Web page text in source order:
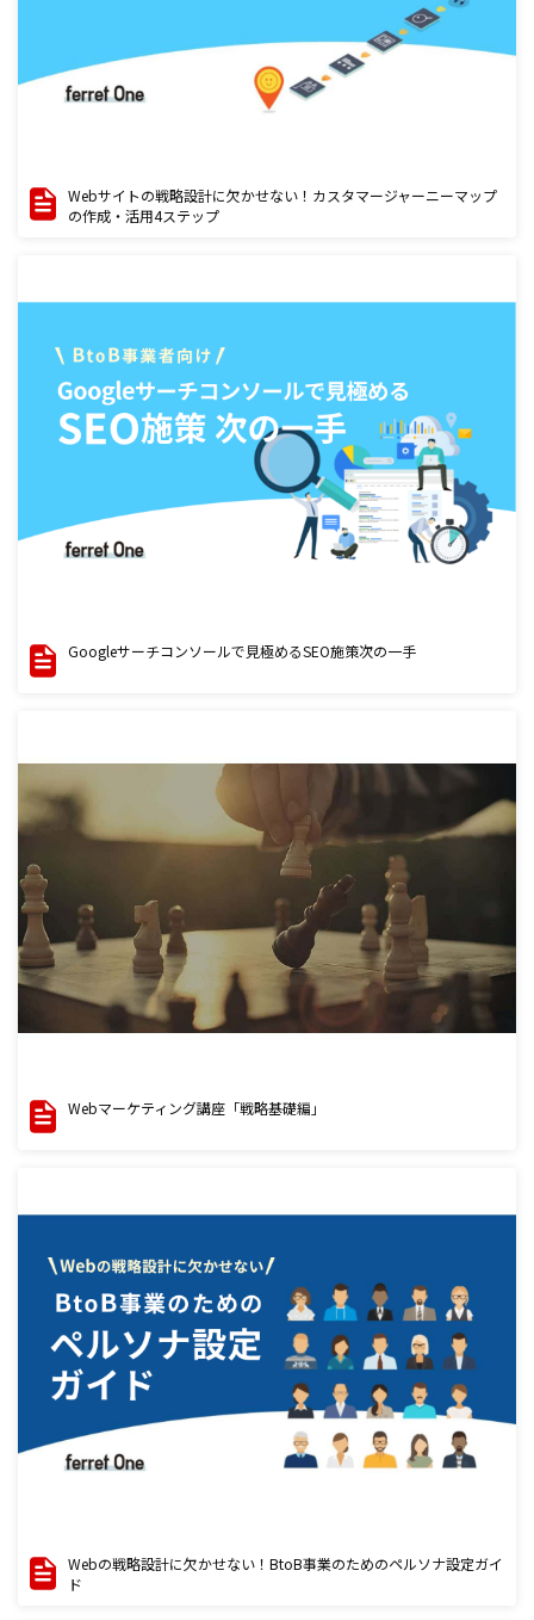
Webサイトの戦略設計に欠かせない！カスタマージャーニーマップ
の作成・活用4ステップ
Googleサーチコンソールで見極めるSEO施策次の一手
Webマーケティング講座「戦略基礎編」
Webの戦略設計に欠かせない！BtoB事業のためのペルソナ設定ガイ
ド